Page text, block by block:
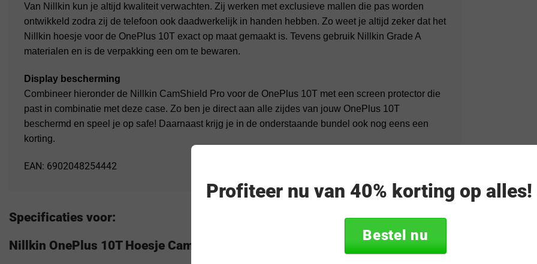
Van Nillkin kun je altijd kwaliteit verwachten. Zij werken met exclusieve mallen die pas worden
ontwikkeld zodra zij de telefoon ook daadwerkelijk in handen hebben. Zo weet je altijd zeker dat het
Nillkin hoesje voor de OnePlus 10T exact op maat gemaakt is. Tevens gebruik Nillkin Grade A
materialen en is de verpakking een om te bewaren.
Display bescherming
Combineer hieronder de Nillkin CamShield Pro voor de OnePlus 10T met een screen protector die
past in combinatie met deze case. Zo ben je direct aan alle zijdes van jouw OnePlus 10T
beschermd en speel je op safe! Daarnaast krijg je in de onderstaande bundel ook nog eens een
korting.
EAN: 6902048254442
Specificaties voor:
Nillkin OnePlus 10T Hoesje CamShield Pro Blauw
Profiteer nu van 40% korting op alles!
Bestel nu